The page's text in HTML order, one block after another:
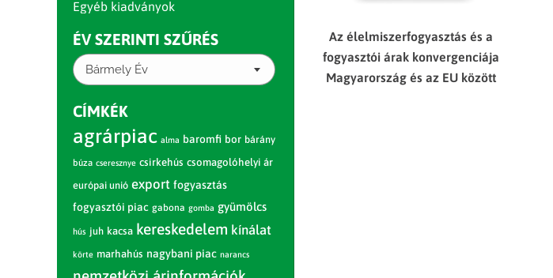
Az élelmiszerfogyasztás és a
fogyasztói árak konvergenciája
Magyarország és az EU között
Egyéb kiadványok
ÉV SZERINTI SZŰRÉS
Bármely Év
CÍMKÉK
agrárpiac alma baromfi bor bárány
búza cseresznye csirkehús csomagolóhelyi ár
európai unió export fogyasztás
fogyasztói piac gabona gomba gyümölcs
hús juh kacsa kereskedelem kínálat
körte marhahús nagybani piac narancs